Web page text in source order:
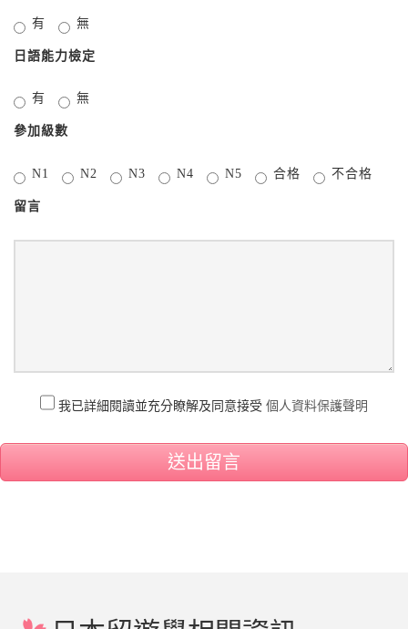
有 無
日語能力檢定
有 無
參加級數
N1 N2 N3 N4 N5 合格 不合格
留言
我已詳細閱讀並充分瞭解及同意接受個人資料保護聲明
送出留言